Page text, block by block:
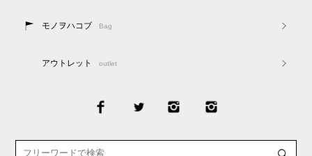
モノヲハコブ Bag
アウトレット outlet